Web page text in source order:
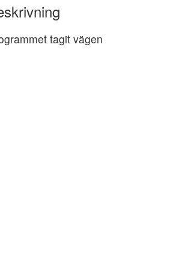
tagit vägen